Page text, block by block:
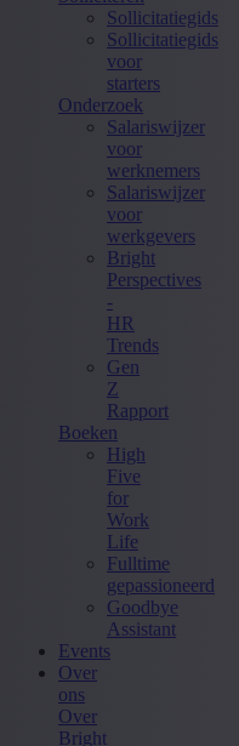
Sollicitatiegids
Sollicitatiegids
voor
starters
Onderzoek
Salariswijzer
voor
werknemers
Salariswijzer
voor
werkgevers
Bright
Perspectives
-
HR
Trends
Gen
Z
Rapport
Boeken
High
Five
for
Work
Life
Fulltime
gepassioneerd
Goodbye
Assistant
Events
Over
ons
Over
Bright